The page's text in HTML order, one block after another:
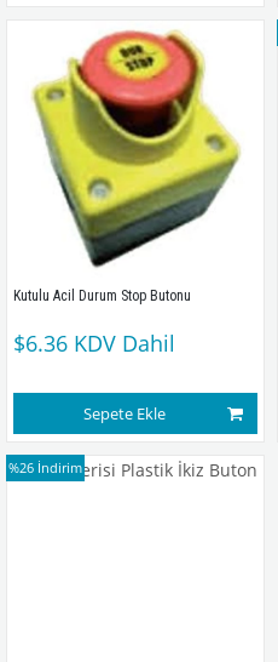
Kutulu Acil Durum Stop Butonu
$6.36 KDV Dahil
Sepete Ekle
%26 İndirim